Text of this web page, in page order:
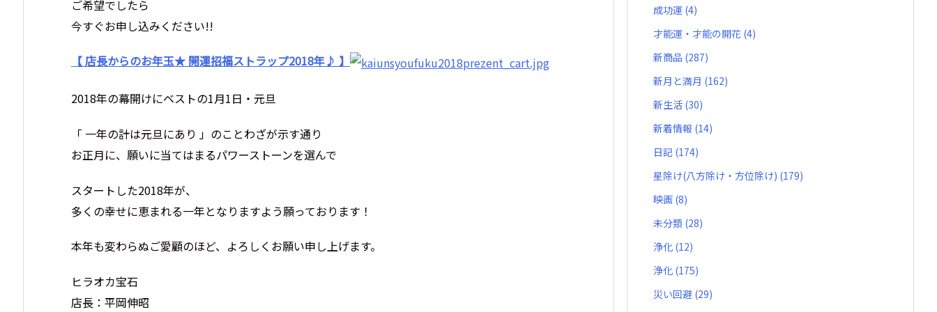
ご希望でしたら
今すぐお申し込みください!!
【 店長からのお年玉★ 開運招福ストラップ2018年♪ 】
2018年の幕開けにベストの1月1日・元旦
「 一年の計は元旦にあり 」のことわざが示す通り
お正月に、願いに当てはまるパワーストーンを選んで
スタートした2018年が、
多くの幸せに恵まれる一年となりますよう願っております！
本年も変わらぬご愛顧のほど、よろしくお願い申し上げます。
ヒラオカ宝石
店長：平岡伸昭
成功運 (4)
才能運・才能の開花 (4)
新商品 (287)
新月と満月 (162)
新生活 (30)
新着情報 (14)
日記 (174)
星除け(八方除け・方位除け) (179)
映画 (8)
未分類 (28)
浄化 (12)
浄化 (175)
災い回避 (29)